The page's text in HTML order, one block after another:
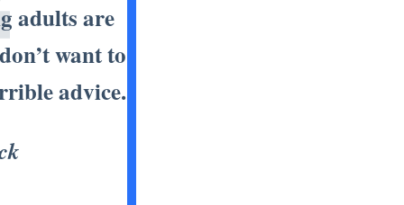
adults are
want to
advice.